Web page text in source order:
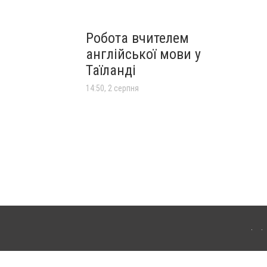
Робота вчителем
англійської мови у
Таїланді
14:50, 2 серпня